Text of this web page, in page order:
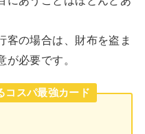
客の場合は、財布を盗ま
必要です。
コスパ最強カード